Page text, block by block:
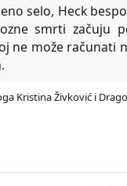
selo, Heck
smrti začuju
ne može računati
Kristina Živković i